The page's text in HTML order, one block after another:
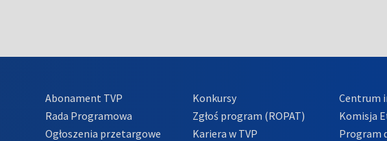
Abonament TVP
Rada Programowa
Ogłoszenia przetargowe
Konkursy
Zgłoś program (ROPAT)
Kariera w TVP
Centrum
Komisja
Program